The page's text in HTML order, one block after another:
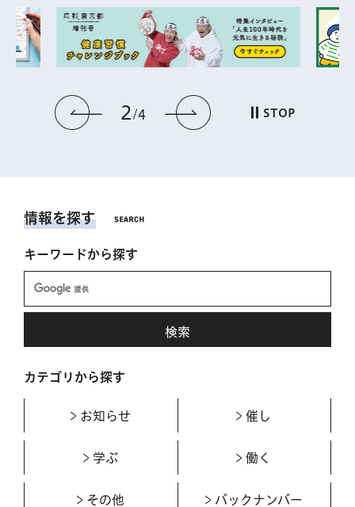
前のスライドを表示
2 4 次のスライドを表
STOP
情報を探す
キーワードから探す
カテゴリから探す
お知らせ 催し
学ぶ 働く
その他 バックナンバー